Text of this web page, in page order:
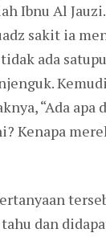
Ibnu Al
sakit ia
ada
“Ada apa
Kenapa
dan